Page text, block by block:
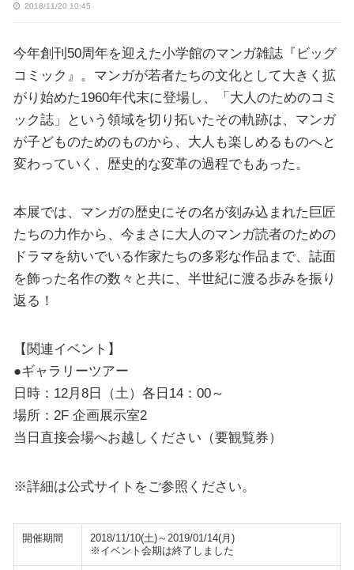
2018/11/20 10:45
今年創刊50周年を迎えた小学館のマンガ雑誌『ビッグ
コミック』。マンガが若者たちの文化として大きく拡
がり始めた1960年代末に登場し、「大人のためのコミ
ック誌」という領域を切り拓いたその軌跡は、マンガ
が子どものためのものから、大人も楽しめるものへと
変わっていく、歴史的な変革の過程でもあった。
本展では、マンガの歴史にその名が刻み込まれた巨匠
たちの力作から、今まさに大人のマンガ読者のための
ドラマを紡いでいる作家たちの多彩な作品まで、誌面
を飾った名作の数々と共に、半世紀に渡る歩みを振り
返る！
【関連イベント】
●ギャラリーツアー
日時：12月8日（土）各日14：00～
場所：2F 企画展示室2
当日直接会場へお越しください（要観覧券）
※詳細は公式サイトをご参照ください。
開催期間
2018/11/10(土)～2019/01/14(月)
※イベント会期は終了しました